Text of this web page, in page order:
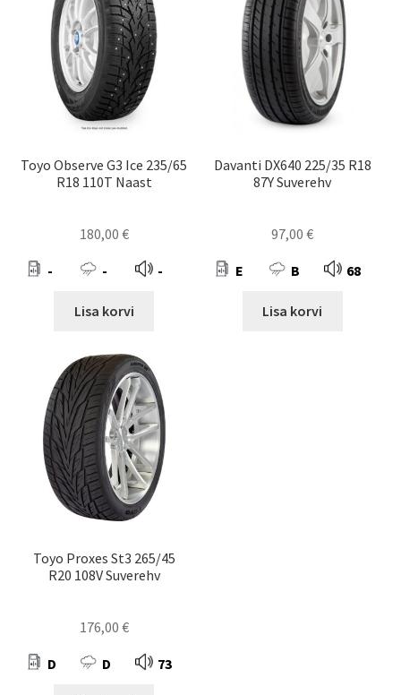
Toyo Observe G3 Ice 235/65
R18 110T Naast
180,00 €
- - -
Lisa korvi
Davanti DX640 225/35 R18
87Y Suverehv
97,00€
E B 68
Lisa korvi
Toyo Proxes St3 265/45
R20 108V Suverehv
176,00 €
D D 73